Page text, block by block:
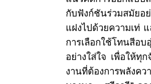
กับฟังก์ชันร่วมสมัยอ
แฝงไปด้วยความเท่
การเลือกใช้โทนสีอบอุ่
อย่างใส่ใจ เพื่อให้ทุ
งานที่ต้องการพลังค